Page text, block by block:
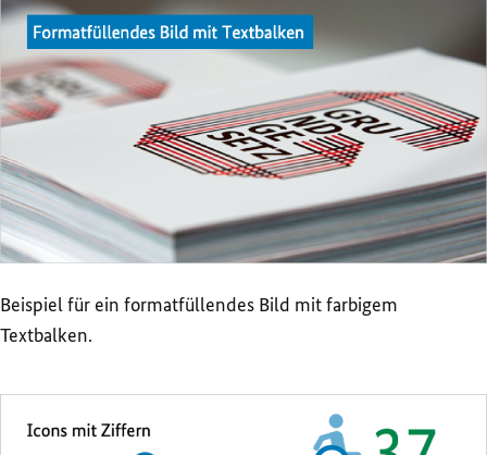
Beispiel für ein formatfüllendes Bild mit farbigem
Textbalken.